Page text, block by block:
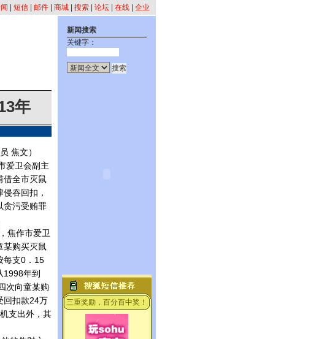
短信 邮件 商城 搜索 论坛 在线 企业
年
焦文）
卫会副主
借全市灭鼠
吞回扣，
贪污受贿罪
作市爱卫
某购买灭鼠
每支0．15
1998年到
次向童某购
回扣款24万
支出外，其
新闻搜索
关键字：
三重奖励，百分百中奖！